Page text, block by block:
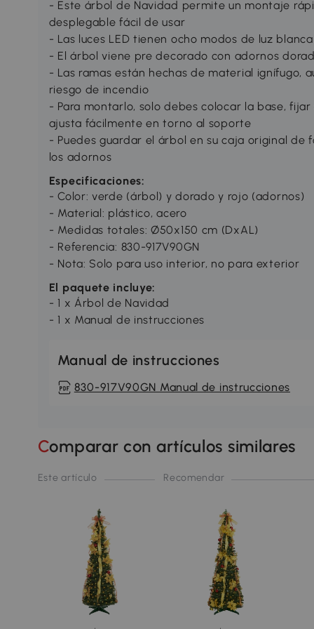
- Este árbol de Navidad permite un montaje
desplegable fácil de usar
- Las luces LED tienen ocho modos de luz
- El árbol viene pre decorado con adornos
- Las ramas están hechas de material ignífugo,
riesgo de incendio
- Para montarlo, solo debes colocar la base,
ajusta fácilmente en torno al soporte
- Puedes guardar el árbol en su caja original
los adornos
Especificaciones:
- Color: verde (árbol) y dorado y rojo (adornos)
- Material: plástico, acero
- Medidas totales: Ø50x150 cm (DxAL)
- Referencia: 830-917V90GN
- Nota: Solo para uso interior, no para exterior
El paquete incluye:
- 1 x Árbol de Navidad
- 1 x Manual de instrucciones
Manual de instrucciones
830-917V90GN Manual de instrucciones
Comparar con artículos similares
Este artículo Recomendar